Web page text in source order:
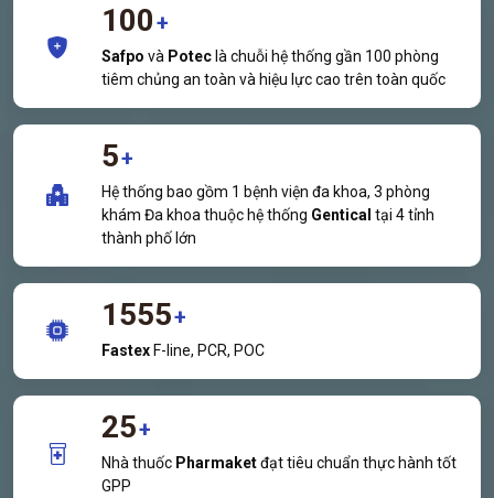
100+
Safpo và Potec là chuỗi hệ thống gần 100 phòng
tiêm chủng an toàn và hiệu lực cao trên toàn quốc
5+
Hệ thống bao gồm 1 bệnh viện đa khoa, 3 phòng
khám Đa khoa thuộc hệ thống Gentical tại 4 tỉnh
thành phố lớn
1555+
Fastex F-line, PCR, POC
25+
Nhà thuốc Pharmaketđạt tiêu chuẩn thực hành tốt
GPP